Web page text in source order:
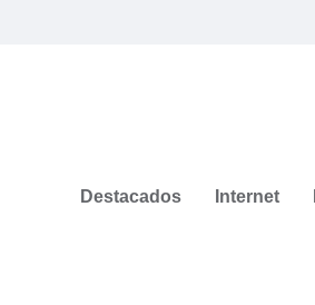
Destacados Internet